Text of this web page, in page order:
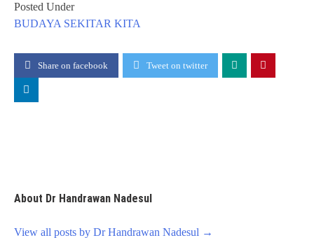
Posted Under
BUDAYA SEKITAR KITA
Share on facebook Tweet on twitter
About Dr Handrawan Nadesul
View all posts by Dr Handrawan Nadesul →